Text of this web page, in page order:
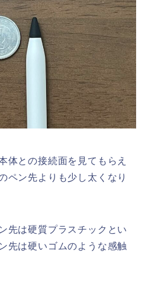
体との接続面を見てもらえ
ペン先よりも少し太くなり
先は硬質プラスチックとい
先は硬いゴムのような感触